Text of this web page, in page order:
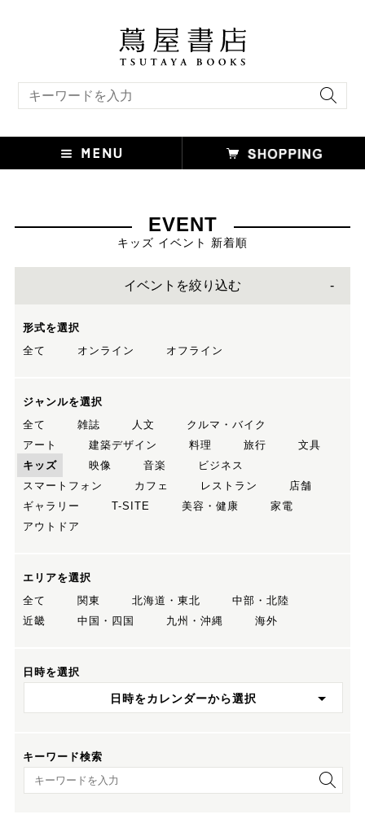
EVENT
キッズ イベント 新着順
イベントを絞り込む
形式を選択
全て
オンライン オフライン
ジャンルを選択
全て
雑誌 人文
クルマ・バイク
アート
建築デザイン 料理 旅行
文具
キッズ
映像 音楽
ビジネス
スマートフォン
カフェ レストラン
店舗
ギャラリー
T-SITE 美容・健康
家電
アウトドア
エリアを選択
全て
関東 北海道・東北
中部・北陸
近畿
中国・四国 九州・沖縄 海外
日時を選択
日時をカレンダーから選択
キーワード検索
キーワード検索